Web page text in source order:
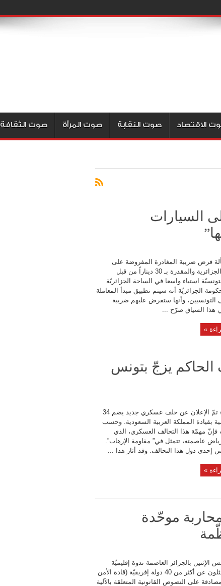
الاقتصاد صوت النقابة صوت المرأة صوت الثقافة
السيارات
فرض ضريبة المغادرة المفروضة على
السيارات الجزائرية والمقدرة بـ 30 ديناراً من قبل
استياء واسعا في الساحة الجزائريّة
الجزائريّة أنه سيتم تطبيق مبدأ المعاملة
التونسيين، وأنها ستفرض عليهم ضريبة
هذا السياق صرّح ...
»
الحاكم يزجّ بتونس
يوم الثلاثاء تمّ الإعلان عن حلف عسكري جديد يضم 34
بقيادة المملكة العربية السعودية. وحسب
فإنّ مهمّة هذا التحالف العسكري، الذي
عاصمته، تتمثل في” مقاومة الإرهاب”.
إحدى دول هذا التحالف. وقد أثار هذا ...
»
موحّدة
الإثنين بالجزائر العاصمة ندوة إقليميّة
حضرها ممثلون عن أكثر من 40 دولة إفريقيّة (قادة الأمن
على النصوص القانونية المتعلقة بالآلية